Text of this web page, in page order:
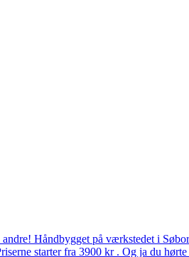
Håndbygget på værkstedet i
starter fra 3900 kr . Og ja du